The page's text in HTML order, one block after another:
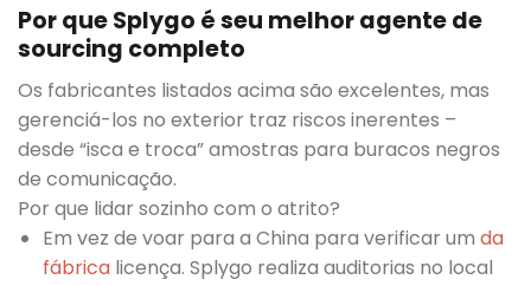
Por que Splygo é seu melhor agente de
sourcing completo
Os fabricantes listados acima são excelentes, mas
gerenciá-los no exterior traz riscos inerentes –
desde “isca e troca” amostras para buracos negros
de comunicação.
Por que lidar sozinho com o atrito?
Em vez de voar para a China para verificar um da
fábricalicença. Splygo realiza auditorias no local